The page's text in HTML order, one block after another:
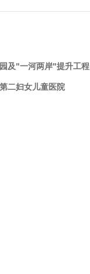
及"一河两岸"提升工程
二妇女儿童医院